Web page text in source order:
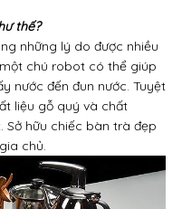
thế?
những lý do được nhiều
chú robot có thể giúp
nước đến đun nước. Tuyệt
liệu gỗ quý và chất
Sở hữu chiếc bàn trà đẹp
chủ.